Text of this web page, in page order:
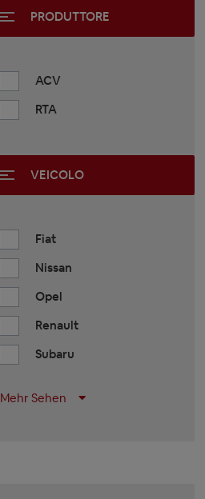
PRODUTTORE
ACV
RTA
VEICOLO
Fiat
Nissan
Opel
Renault
Subaru
Mehr Sehen